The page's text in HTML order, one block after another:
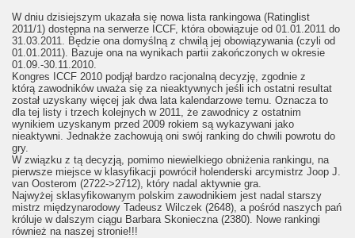
W dniu dzisiejszym ukazała się nowa lista rankingowa (Ratinglist
2011/1) dostępna na serwerze ICCF, która obowiązuje od 01.01.2011 do
31.03.2011. Będzie ona domyślną z chwilą jej obowiązywania (czyli od
01.01.2011). Bazuje ona na wynikach partii zakończonych w okresie
01.09.-30.11.2010.
Kongres ICCF 2010 podjął bardzo racjonalną decyzję, zgodnie z
którą zawodników uważa się za nieaktywnych jeśli ich ostatni resultat
został uzyskany więcej jak dwa lata kalendarzowe temu. Oznacza to
dla tej listy i trzech kolejnych w 2011, że zawodnicy z ostatnim
wynikiem uzyskanym przed 2009 rokiem są wykazywani jako
nieaktywni. Jednakże zachowują oni swój ranking do chwili powrotu do
gry.
W związku z tą decyzją, pomimo niewielkiego obniżenia rankingu, na
pierwsze miejsce w klasyfikacji powrócił holenderski arcymistrz Joop J.
van Oosterom (2722->2712), który nadal aktywnie gra.
Najwyżej sklasyfikowanym polskim zawodnikiem jest nadal starszy
mistrz międzynarodowy Tadeusz Wilczek (2648), a pośród naszych pań
króluje w dalszym ciągu Barbara Skonieczna (2380). Nowe rankingi
również na naszej stronie!!!